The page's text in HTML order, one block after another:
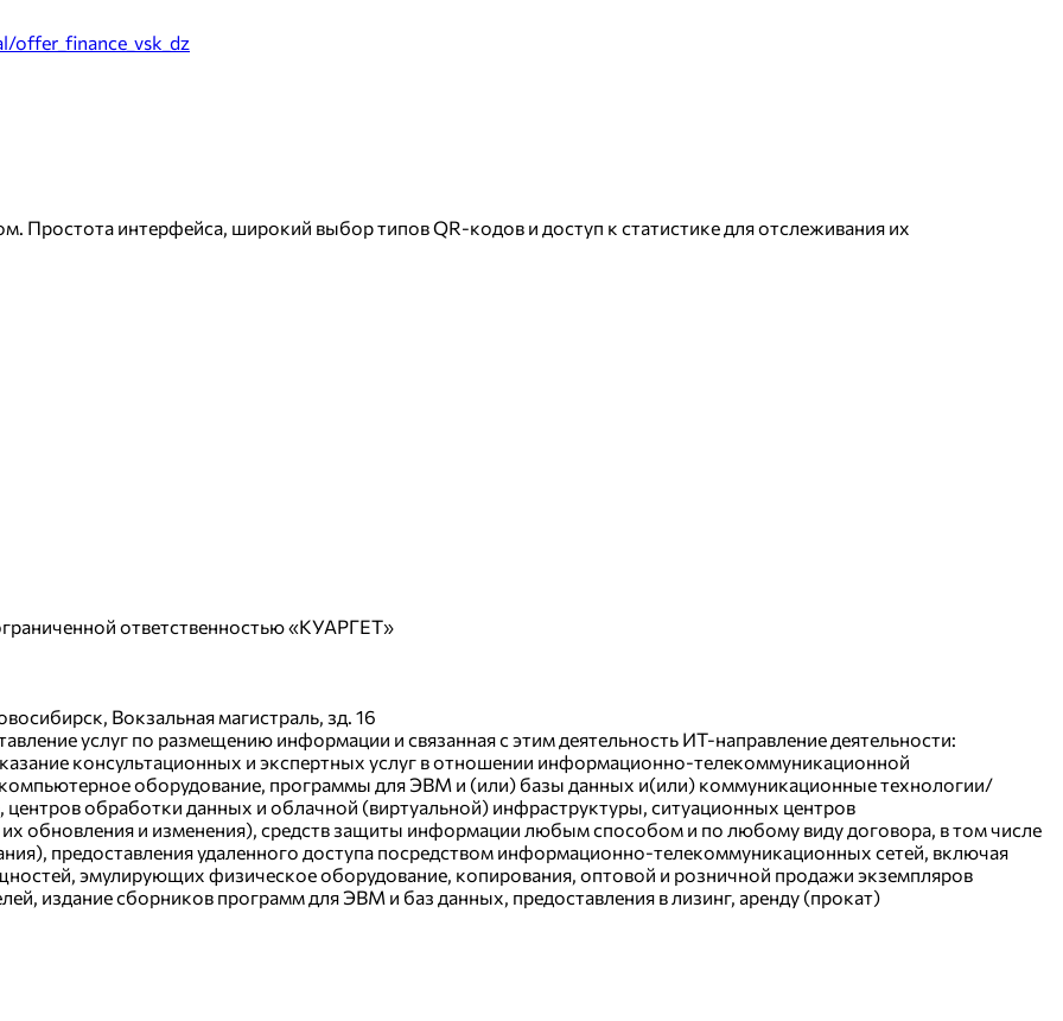
Простота интерфейса, широкий выбор типов QR-кодов и доступ к статистике для отслеживания их
ответственностью «КУАРГЕТ»
Вокзальная магистраль, зд. 16
услуг по размещению информации и связанная с этим деятельность ИТ-направление деятельности:
консультационных и экспертных услуг в отношении информационно-телекоммуникационной
оборудование, программы для ЭВМ и (или) базы данных и(или) коммуникационные технологии/
обработки данных и облачной (виртуальной) инфраструктуры, ситуационных центров
обновления и изменения), средств защиты информации любым способом и по любому виду договора, в том числе
предоставления удаленного доступа посредством информационно-телекоммуникационных сетей, включая
эмулирующих физическое оборудование, копирования, оптовой и розничной продажи экземпляров
издание сборников программ для ЭВМ и баз данных, предоставления в лизинг, аренду (прокат)